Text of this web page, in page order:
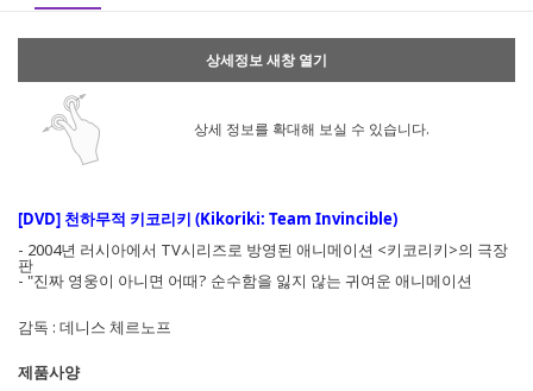
상세정보 새창 열기
상세 정보를 확대해 보실 수 있습니다.
[DVD] 천하무적 키코리키 (Kikoriki: Team Invincible)
- 2004년 러시아에서 TV시리즈로 방영된 애니메이션 <키코리키>의 극장
판
- "진짜 영웅이 아니면 어때? 순수함을 잃지 않는 귀여운 애니메이션
감독 : 데니스 체르노프
제품사양